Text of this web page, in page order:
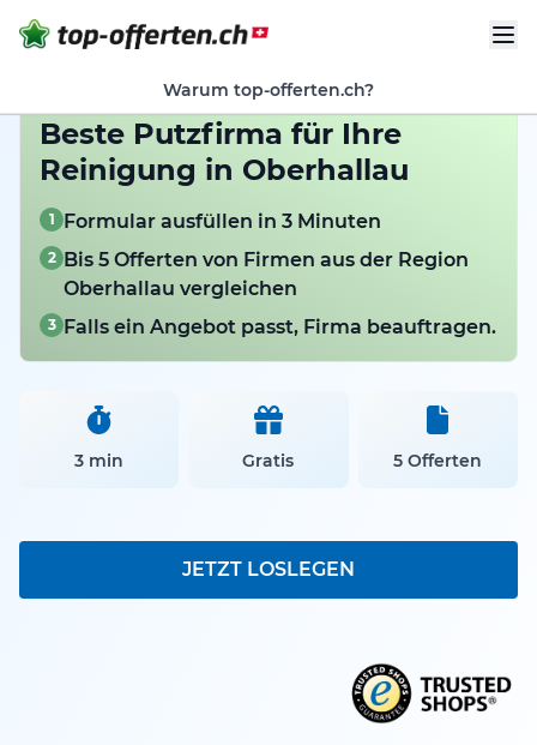
Warum top-offerten.ch?
Beste Putzfirma für Ihre
Reinigung in Oberhallau
1 Formular ausfüllen in 3 Minuten
2 Bis 5 Offerten von Firmen aus der Region
Oberhallau vergleichen
3 Falls ein Angebot passt, Firma beauftragen.
3 min Gratis 5 Offerten
JETZT LOSLEGEN